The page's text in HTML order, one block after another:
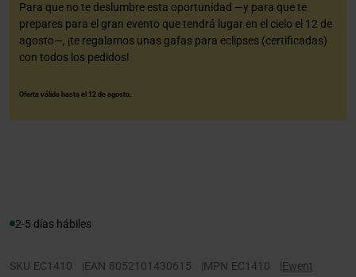
Para que no te deslumbre esta oportunidad —y para que te
prepares para el gran evento que tendrá lugar en el cielo el 12 de
agosto—, ¡te regalamos unas gafas para eclipses (certificadas)
con todos los pedidos!
Oferta válida hasta el 12 de agosto.
2-5 días hábiles
SKU EC1410 |EAN 8052101430615 |MPN EC1410 |Ewent